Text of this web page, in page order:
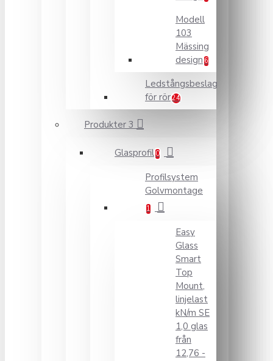
Modell
103
Mässing
design 6
Ledstångsbeslag
för rör24
Produkter 3
Glasprofil 0
Profilsystem
Golvmontage
1
Easy
Glass
Smart
Top
Mount,
linjelast
kN/m SE
1,0 glas
från
12,76 -